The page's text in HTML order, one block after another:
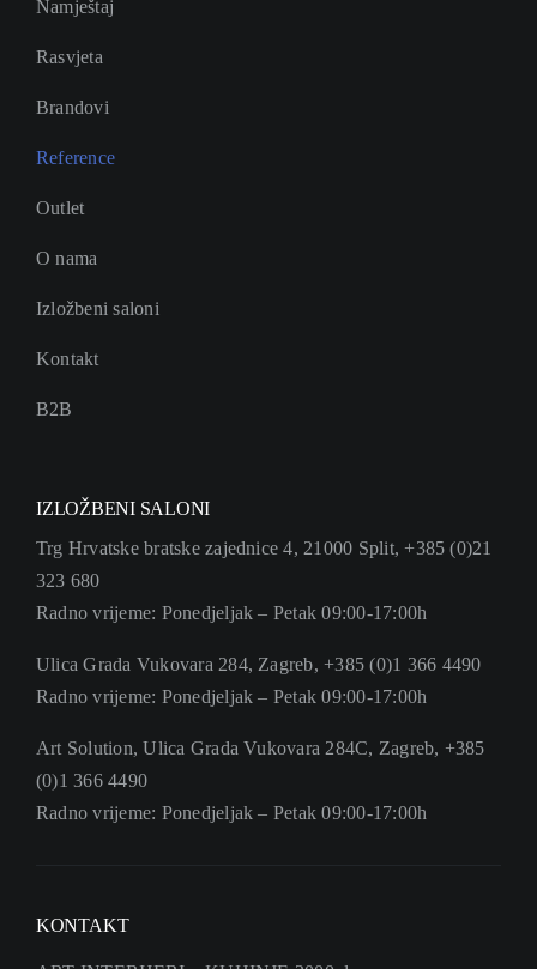
Namještaj
Rasvjeta
Brandovi
Reference
Outlet
O nama
Izložbeni saloni
Kontakt
B2B
IZLOŽBENI SALONI
Trg Hrvatske bratske zajednice 4, 21000 Split, +385 (0)21
323 680
Radno vrijeme: Ponedjeljak – Petak 09:00-17:00h
Ulica Grada Vukovara 284, Zagreb, +385 (0)1 366 4490
Radno vrijeme: Ponedjeljak – Petak 09:00-17:00h
Art Solution, Ulica Grada Vukovara 284C, Zagreb, +385
(0)1 366 4490
Radno vrijeme: Ponedjeljak – Petak 09:00-17:00h
KONTAKT